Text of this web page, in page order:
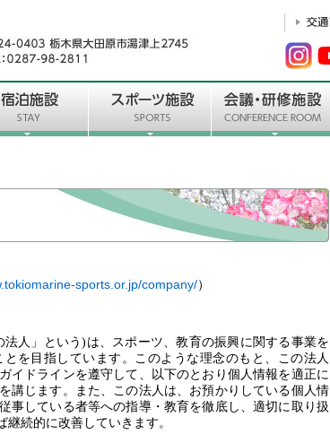
sports.or.jp/company/）
人」という)は、スポーツ、教育の振興に関する事業を
を目指しています。このような理念のもと、この法人
イドラインを遵守して、以下のとおり個人情報を適正に
講じます。また、この法人は、お預かりしている個人情
事している者等への指導・教育を徹底し、適切に取り扱
続的に改善していきます。